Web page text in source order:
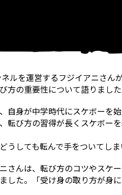
ネルを運営するフジイアニさ
方の重要性について語りまし
自身が中学時代にスケボーを
転び方の習得が長くスケボー
うしても転んで手をついてし
さんは、転び方のコツやスケ
した。「受け身の取り方が身